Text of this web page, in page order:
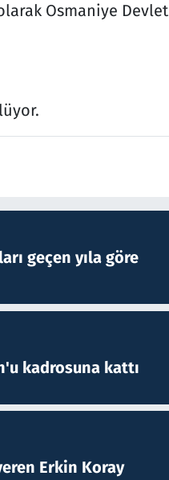
Osmaniye Devlet
geçen yıla göre
kadrosuna kattı
Erkin Koray